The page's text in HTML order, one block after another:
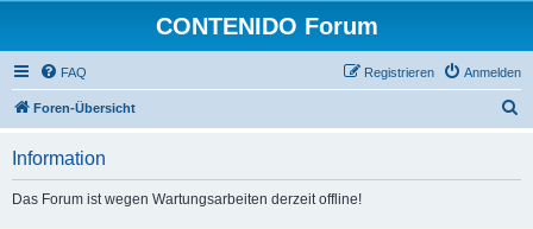
CONTENIDO Forum
FAQ Anmelden
Registrieren
Foren-Übersicht
Information
Das Forum ist wegen Wartungsarbeiten derzeit offline!